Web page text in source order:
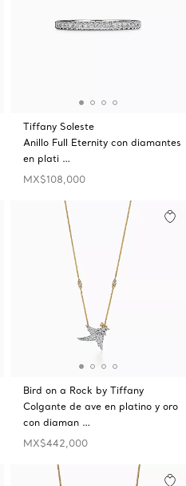
Tiffany Soleste
Anillo Full Eternity con diamantes
en plati …
MX$108,000
Bird on a Rock by Tiffany
Colgante de ave en platino y oro
con diaman …
MX$442,000